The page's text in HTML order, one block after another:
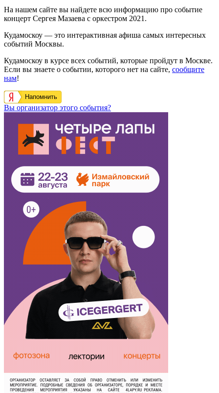
На нашем сайте вы найдете всю информацию про событие
концерт Сергея Мазаева с оркестром 2021.
Кудамоскоу — это интерактивная афиша самых интересных
событий Москвы.
Кудамоскоу в курсе всех событий, которые пройдут в Москве.
Если вы знаете о событии, которого нет на сайте, сообщите
нам!
Напомнить
Вы организатор этого события?